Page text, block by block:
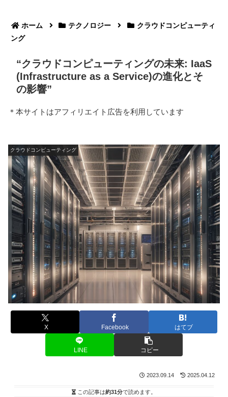
ホーム テクノロジー
クラウドコンピューティ
ング
“クラウドコンピューティングの未来: IaaS
(Infrastructure as a Service)の進化とそ
の影響”
＊本サイトはアフィリエイト広告を利用しています
クラウドコンピューティング
X Facebook はてブ
LINE コピー
2023.09.14 2025.04.12
この記事は約31分で読めます。